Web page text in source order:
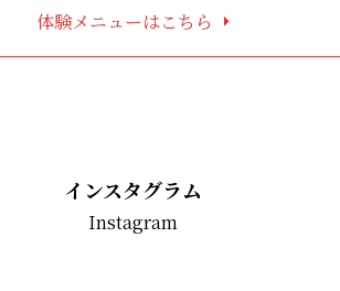
体験メニューはこちら
インスタグラム
Instagram